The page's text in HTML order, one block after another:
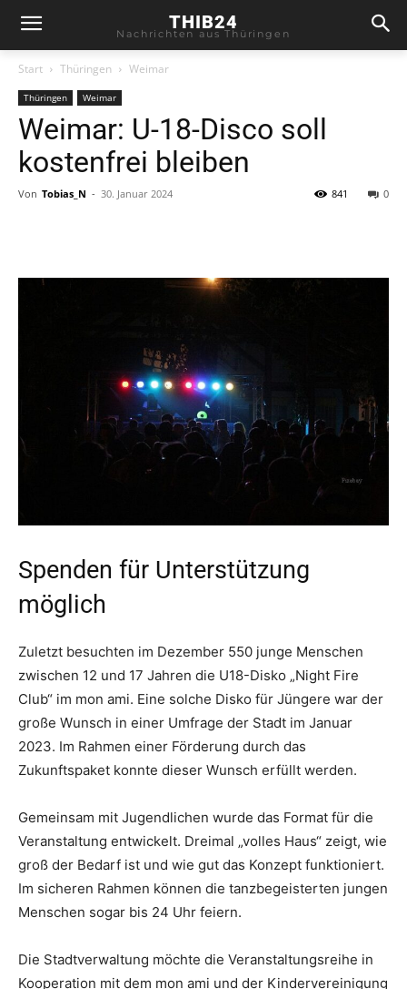
THIB24
Nachrichten aus Thüringen
Start Thüringen Weimar
Thüringen Weimar
Weimar: U-18-Disco soll
kostenfrei bleiben
Von Tobias_N - 30. Januar 2024 0
841
Spenden für Unterstützung
möglich
Zuletzt besuchten im Dezember 550 junge Menschen
zwischen 12 und 17 Jahren die U18-Disko „Night Fire
Club“ im mon ami. Eine solche Disko für Jüngere war der
große Wunsch in einer Umfrage der Stadt im Januar
2023. Im Rahmen einer Förderung durch das
Zukunftspaket konnte dieser Wunsch erfüllt werden.
Gemeinsam mit Jugendlichen wurde das Format für die
Veranstaltung entwickelt. Dreimal „volles Haus“ zeigt, wie
groß der Bedarf ist und wie gut das Konzept funktioniert.
Im sicheren Rahmen können die tanzbegeisterten jungen
Menschen sogar bis 24 Uhr feiern.
Die Stadtverwaltung möchte die Veranstaltungsreihe in
Kooperation mit dem mon ami und der Kindervereinigung